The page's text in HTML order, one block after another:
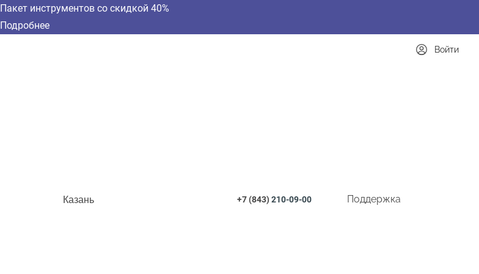
Пакет инструментов со скидкой 40%
Подробнее
Казань +7 (843)210-09-00 Поддержка
Войти